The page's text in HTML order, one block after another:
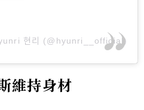
현리 (@hyunri__official)
維持身材